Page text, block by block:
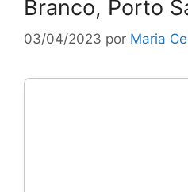
Branco, Porto
03/04/2023 por Maria